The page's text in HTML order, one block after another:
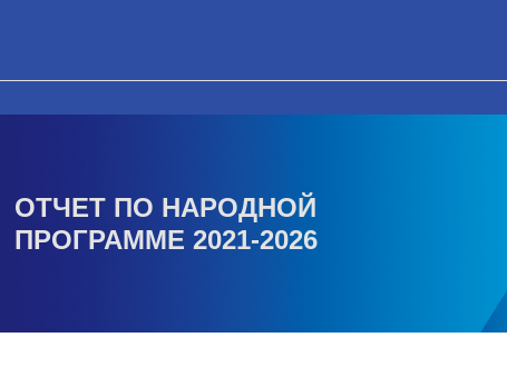
ОТЧЕТ ПО НАРОДНОЙ
ПРОГРАММЕ 2021-2026